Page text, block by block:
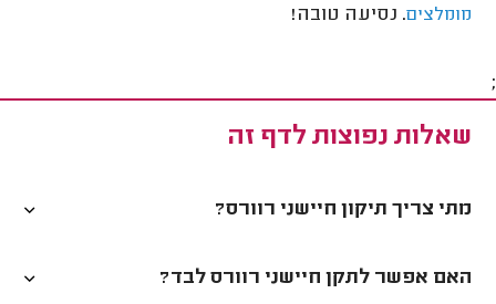
מומלצים. נסיעה טובה!
;
שאלות נפוצות לדף זה
מתי צריך תיקון חיישני רוורס?
האם אפשר לתקן חיישני רוורס לבד?